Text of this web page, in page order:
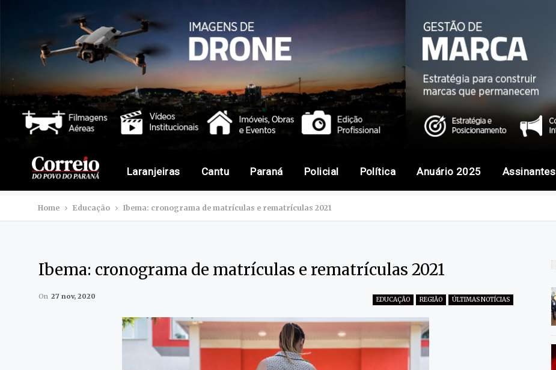
Laranjeiras Cantu Paraná Policial Política Anuário 2025 Assinantes
Home Educação Ibema: cronograma de matrículas e rematrículas 2021
Ibema: cronograma de matrículas e rematrículas 2021
EDUCAÇÃO REGIÃO ÚLTIMAS NOTÍCIAS
On 27 nov, 2020